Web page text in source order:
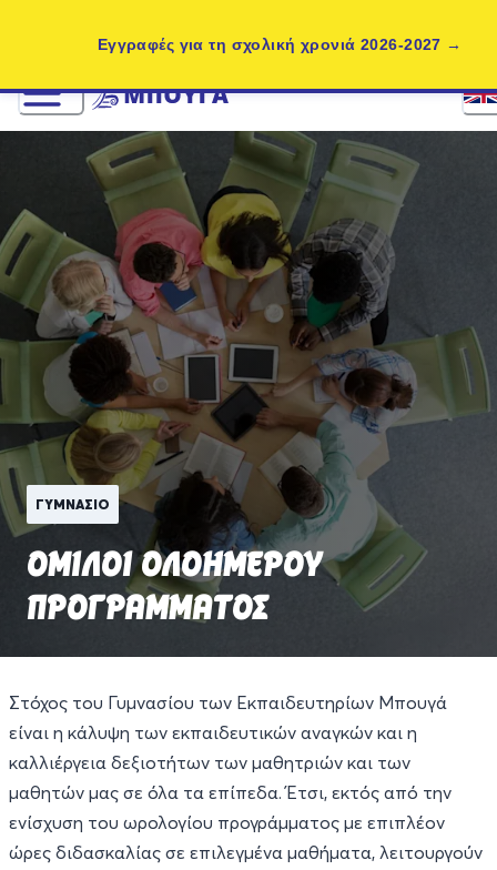
Εγγραφές για τη σχολική χρονιά 2026-2027
ΓΥΜΝΑΣΙΟ
ΟΜΙΛΟΙ ΟΛΟΗΜΕΡΟΥ
ΠΡΟΓΡΑΜΜΑΤΟΣ
Στόχος του Γυμνασίου των Εκπαιδευτηρίων Μπουγά
είναι η κάλυψη των εκπαιδευτικών αναγκών και η
καλλιέργεια δεξιοτήτων των μαθητριών και των
μαθητών μας σε όλα τα επίπεδα. Έτσι, εκτός από την
ενίσχυση του ωρολογίου προγράμματος με επιπλέον
ώρες διδασκαλίας σε επιλεγμένα μαθήματα, λειτουργούν